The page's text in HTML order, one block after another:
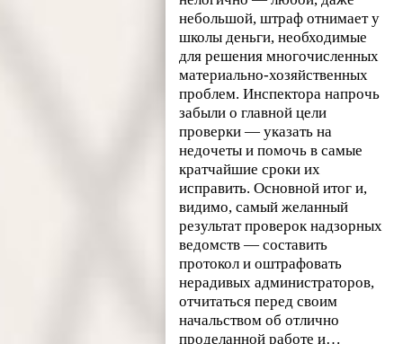
небольшой, штраф отнимает у
школы деньги, необходимые
для решения многочисленных
материально-хозяйственных
проблем. Инспектора напрочь
забыли о главной цели
проверки — указать на
недочеты и помочь в самые
кратчайшие сроки их
исправить. Основной итог и,
видимо, самый желанный
результат проверок надзорных
ведомств — составить
протокол и оштрафовать
нерадивых администраторов,
отчитаться перед своим
начальством об отлично
проделанной работе и…